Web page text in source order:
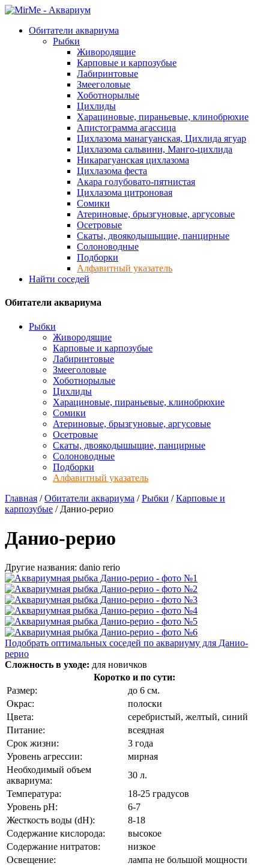
Обитатели аквариума
Рыбки
Живородящие
Карповые и карпозубые
Лабиринтовые
Змееголовые
Хоботнорылые
Цихлиды
Харациновые, пираньевые, клинобрюхие
Апистограмма агассица
Цихлазома манагуанская, Цихлида ягуар
Цихлазома сальвини, Манго-цихлида
Никарагуанская цихлазома
Цихлазома феста
Акара голубовато-пятнистая
Цихлазома цитроновая
Сомики
Атериновые, брызгуновые, аргусовые
Осетровые
Скаты, двоякодышыщие, панцирные
Солоноводные
Подборки
Алфавитный указатель
Найти соседей
Обитатели аквариума
Рыбки
Живородящие
Карповые и карпозубые
Лабиринтовые
Змееголовые
Хоботнорылые
Цихлиды
Харациновые, пираньевые, клинобрюхие
Сомики
Атериновые, брызгуновые, аргусовые
Осетровые
Скаты, двоякодышыщие, панцирные
Солоноводные
Подборки
Алфавитный указатель
Главная /Обитатели аквариума /Рыбки /Карповые и
карпозубые / Данио-рерио
Данио-рерио
Другие названия: danio rerio
Подобрать оптимальных соседей по аквариуму для Данио-
рерио
Сложность в уходе: для новичков
Коротко и по сути:
Размер:
до 6 см.
Окрас:
полоски
Цвета:
серебристый, желтый, синий
Питание:
всеядная
Срок жизни:
3 года
Уровень агрессии:
мирная
Необходимый объем
аквариума:
30 л.
Температура:
18-25 градусов
Уровень pH:
6-7
Жесткость воды (dH):
8-18
Содержание кислорода:
высокое
Содержание нитратов:
низкое
Освещение:
лампа не большой мощности